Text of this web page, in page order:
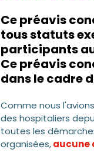
Ce préavis
tous statuts
participants
Ce préavis
dans le cadre
Comme nous
des hospitaliers
toutes les
organisées, aucune